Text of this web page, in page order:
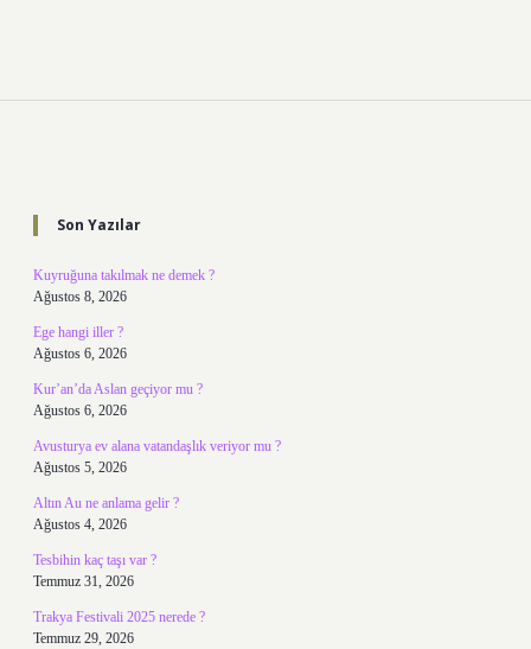
Son Yazılar
Kuyruğuna takılmak ne demek ?
Ağustos 8, 2026
Ege hangi iller ?
Ağustos 6, 2026
Kur’an’da Aslan geçiyor mu ?
Ağustos 6, 2026
Avusturya ev alana vatandaşlık veriyor mu ?
Ağustos 5, 2026
Altın Au ne anlama gelir ?
Ağustos 4, 2026
Tesbihin kaç taşı var ?
Temmuz 31, 2026
Trakya Festivali 2025 nerede ?
Temmuz 29, 2026